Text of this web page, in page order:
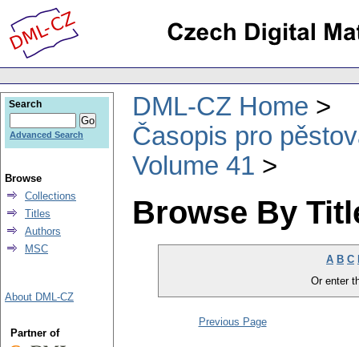
DML-CZ Home
Časopis pro
Volume 41
Browse By
A B C
Or enter
Previous Page
Search
Advanced Search
Browse
Collections
Titles
Authors
MSC
About DML-CZ
Partner of